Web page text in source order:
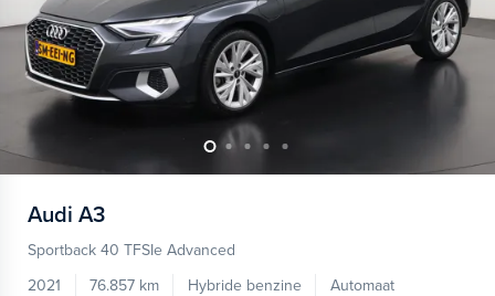
Audi A3
Sportback 40 TFSIe Advanced
2021
76.857 km Hybride benzine
Automaat